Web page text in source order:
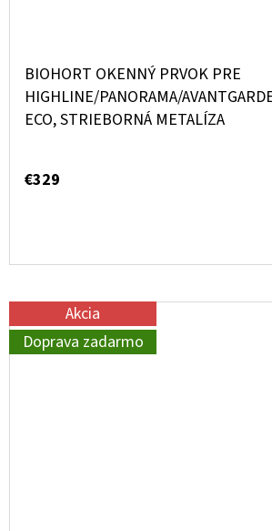
BIOHORT OKENNÝ PRVOK PRE
HIGHLINE/PANORAMA/
ECO, STRIEBORNÁ METALÍZA
€329
Akcia
Doprava zadarmo